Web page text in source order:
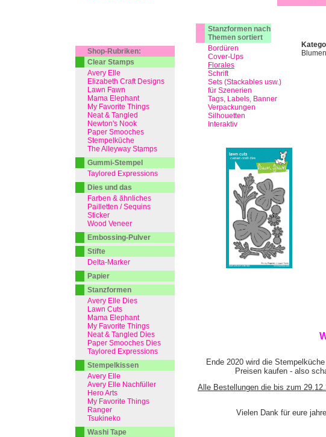
Stanzformen nach
Themen sortiert
Bordüren
Cover-Ups
Florales
Schrift
Sets (Stackables usw.)
für Szenerien
Tags, Labels, Banner
Verpackungen
Silhouetten
Interaktiv
Ende 2020 wird die
Preisen kaufen - also
Alle Bestellungen die bis zum
Vielen Dank für eure
Shop-Rubriken:
Clear Stamps
Avery Elle
Elizabeth Craft Designs
Lawn Fawn
Mama Elephant
My Favorite Things
Neat & Tangled
Newton's Nook
Paper Smooches
Stempelküche
The Alleyway Stamps
Gummi-Stempel
Taylored Expressions
Dies und das
Farben & ähnliches
Pailletten / Sequins
Sticker
Wood Veneer
Embossing-Pulver
Stifte
Delta-Marker
Papier
Stanzformen
Avery Elle Dies
Lawn Cuts
Mama Elephant
My Favorite Things
Neat & Tangled Dies
Paper Smooches Dies
Taylored Expressions
Stempelkissen
Avery Elle
Avery Elle Nachfüller
Hero Arts
My Favorite Things
Ranger
Tsukineko
Washi Tape